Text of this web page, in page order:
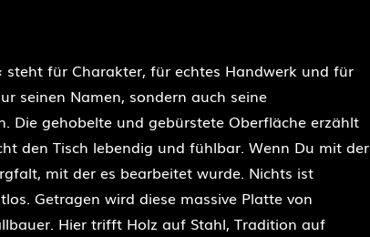
steht für Charakter, für echtes Handwerk und für
seinen Namen, sondern auch seine
Die gehobelte und gebürstete Oberfläche erzählt
den Tisch lebendig und fühlbar. Wenn Du mit der
mit der es bearbeitet wurde. Nichts ist
Getragen wird diese massive Platte von
Hier trifft Holz auf Stahl, Tradition auf